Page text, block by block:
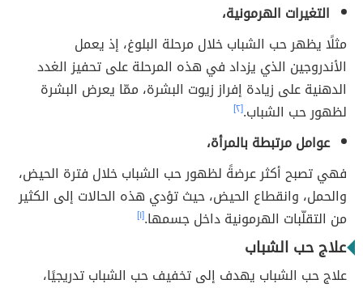
التغيرات الهرمونية،
مثلًا يظهر حب الشباب خلال مرحلة البلوغ، إذ يعمل
الأندروجين الذي يزداد في هذه المرحلة على تحفيز الغدد
الدهنية على زيادة إفراز زيوت البشرة، ممّا يعرض البشرة
لظهور حب الشباب.[٢]
عوامل مرتبطة بالمرأة،
فهي تصبح أكثر عرضةً لظهور حب الشباب خلال فترة الحيض،
والحمل، وانقطاع الحيض، حيث تؤدي هذه الحالات إلى الكثير
من التقلّبات الهرمونية داخل جسمها.[١]
علاج حب الشباب
علاج حب الشباب يهدف إلى تخفيف حب الشباب تدريجيًا،